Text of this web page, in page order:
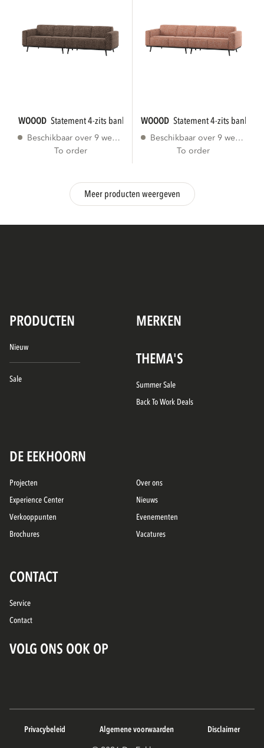
WOOOD statement 4-zits bank 280 cm bruin...
Beschikbaar over 9 weken
To order
WOOOD statement 4-zits bank
Beschikbaar over 9 weken
To order
Meer producten weergeven
PRODUCTEN MERKEN
Nieuw
Sale
THEMA'S
Summer Sale
Back To Work Deals
DE EEKHOORN
Projecten
Experience Center
Verkooppunten
Brochures
Over ons
Nieuws
Evenementen
Vacatures
CONTACT
Service
Contact
VOLG ONS OOK OP
Privacybeleid Algemene voorwaarden Disclaimer